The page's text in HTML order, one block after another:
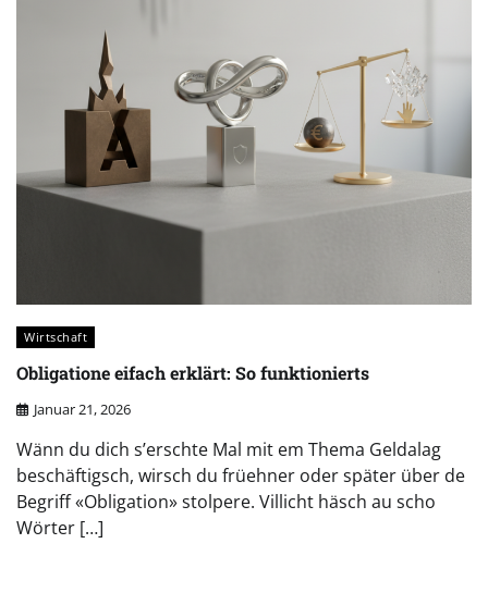
Wirtschaft
Obligatione eifach erklärt: So funktionierts
Januar 21, 2026
Wänn du dich s’erschte Mal mit em Thema Geldalag
beschäftigsch, wirsch du früehner oder später über de
Begriff «Obligation» stolpere. Villicht häsch au scho
Wörter […]